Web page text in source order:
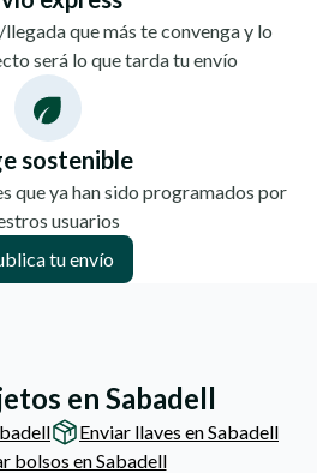
que más te convenga y lo
será lo que tarda tu envío
sostenible
que ya han sido programados por
usuarios
tu envío
en Sabadell
Enviar llaves en Sabadell
bolsos en Sabadell